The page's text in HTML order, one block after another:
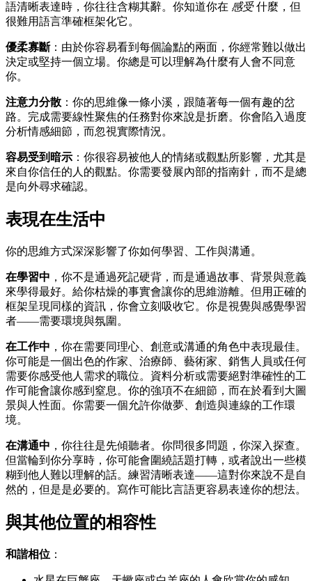
語清晰表達時，你往往含糊其辭。你知道你在 感受什麼，但
很難用語言準確框架化它。
優柔寡斷：由於你容易看到每個論點的兩面，你經常難以做出
決定或堅持一個立場。你總是可以理解為什麼有人會不同意
你。
注意力分散 ：你的思維像一條小溪，跟隨著每一個有趣的岔
路。完成需要線性聚焦的任務對你來說是折磨。你會陷入過度
分析情感細節，而忽視實際情況。
容易受到暗示 ：你很容易被他人的情緒或觀點所影響，尤其是
來自你信任的人的觀點。你需要發展內部的指南針，而不是總
是向外尋求確認。
表現在生活中
你的思維方式深深影響了你如何學習、工作與溝通。
在學習中 ，你不是通過死記硬背，而是通過故事、背景與意義
來學得最好。給你枯燥的事實會讓你的思維游離。但用正確的
框架呈現同樣的資訊，你會立刻吸收它。你是視覺與感覺學習
者——需要環境與氛圍。
在工作中 ，你在需要同理心、創意或溝通的角色中表現最佳。
你可能是一個出色的作家、治療師、藝術家、銷售人員或任何
需要你感受他人需求的職位。資料分析或需要絕對準確性的工
作可能會讓你感到窒息。你的強項不在細節，而在於看到大圖
景與人性面。你需要一個允許你做夢、創造與連線的工作環
境。
在溝通中 ，你往往是先傾聽者。你問很多問題，你深入探查。
但當輪到你分享時，你可能會圍繞話題打轉，或者說出一些模
糊到他人難以理解的話。練習清晰表達——這對你來說不是自
然的，但是是必要的。寫作可能比言語更容易表達你的想法。
與其他位置的相容性
和諧相位 ：